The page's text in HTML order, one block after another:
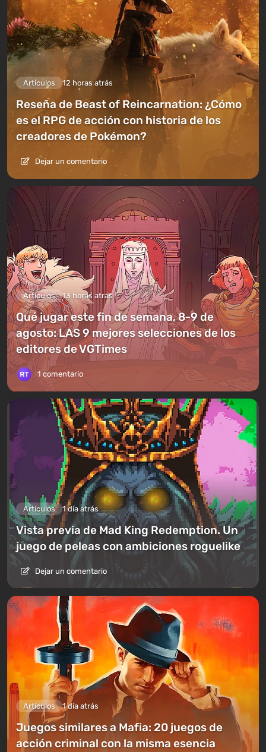
Artículos 12 horas atrás
Reseña de Beast of Reincarnation: ¿Cómo
es el RPG de acción con historia de los
creadores de Pokémon?
Dejar un comentario
Artículos 13 horas atrás
Qué jugar este fin de semana, 8-9 de
agosto: LAS 9 mejores selecciones de los
editores de VGTimes
1 comentario
Artículos 1 día atrás
Vista previa de Mad King Redemption. Un
juego de peleas con ambiciones roguelike
Dejar un comentario
Artículos 1 día atrás
Juegos similares a Mafia: 20 juegos de
acción criminal con la misma esencia